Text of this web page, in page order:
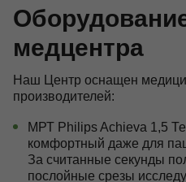
медцентра
Наш Центр оснащен
производителей:
МРТ Philips Achieva 1,5
комфортный даже для
За считанные секунды
послойные срезы